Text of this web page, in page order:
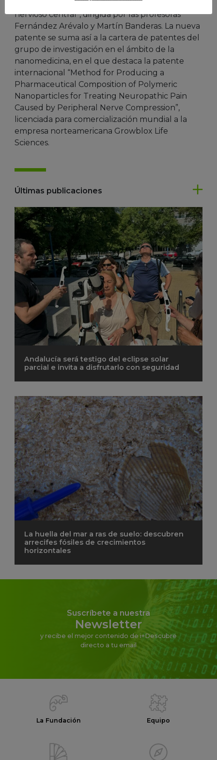
para vehiculizar activos farmacéuticos al sistema
nervioso central”, dirigida por las profesoras
Fernández Arévalo y Martín Banderas. La nueva
patente se suma así a la cartera de patentes del
grupo de investigación en el ámbito de la
nanomedicina, en el que destaca la patente
internacional “Method for Producing a
Pharmaceutical Composition of Polymeric
Nanoparticles for Treating Neuropathic Pain
Caused by Peripheral Nerve Compression”,
licenciada para comercialización mundial a la
empresa norteamericana Growblox Life
Sciences.
Últimas publicaciones
Andalucía será testigo del eclipse solar
parcial e invita a disfrutarlo con seguridad
La huella del mar a ras de suelo: descubren
arrecifes fósiles de crecimientos
horizontales
Suscríbete a nuestra
Newsletter
y recibe el mejor contenido de i+Descubre
directo a tu email
La Fundación Equipo